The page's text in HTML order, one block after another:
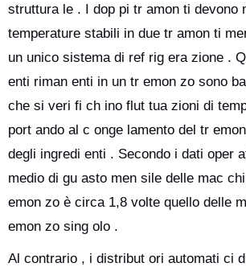
struttura le . I dop pi tr amon ti devono
temperature stabili in due tr amon ti
un unico sistema di ref rig era zione .
enti riman enti in un tr emon zo sono
che si veri fi ch ino flut tua zioni di
port ando al c onge lamento del tr
degli ingredi enti . Secondo i dati oper
medio di gu asto men sile delle mac
emon zo è circa 1,8 volte quello delle
emon zo sing olo .
Al contrario , i distribut ori automati ci